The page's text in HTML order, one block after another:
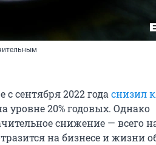
сентября 2022 года снизил
уровне 20% годовых. Однако
снижение — всего
на бизнесе и жизни